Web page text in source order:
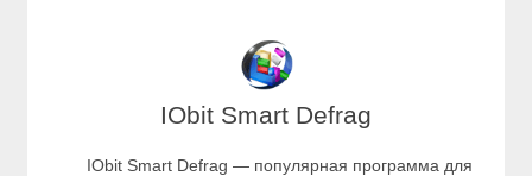
IObit Smart Defrag
IObit Smart Defrag — популярная программа для